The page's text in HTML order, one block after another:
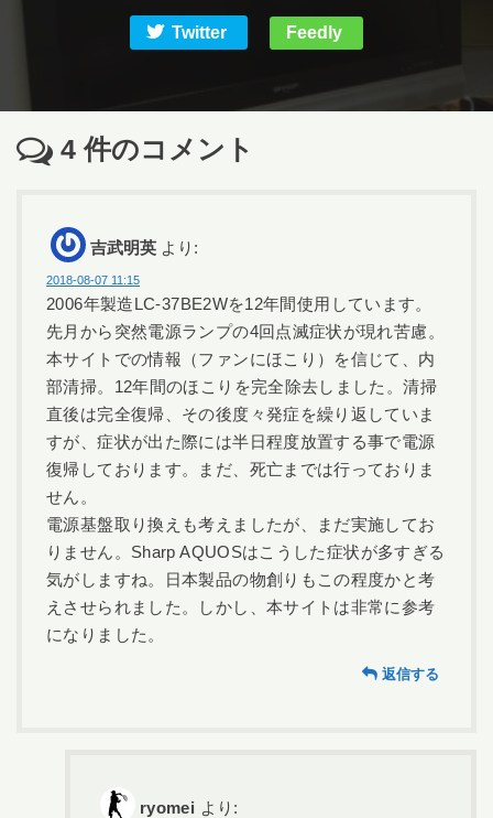
Twitter Feedly
4件のコメント
吉武明英 より:
2018-08-07 11:15
2006年製造LC-37BE2Wを12年間使用しています。
先月から突然電源ランプの4回点滅症状が現れ苦慮。
本サイトでの情報（ファンにほこり）を信じて、内
部清掃。12年間のほこりを完全除去しました。清掃
直後は完全復帰、その後度々発症を繰り返していま
すが、症状が出た際には半日程度放置する事で電源
復帰しております。まだ、死亡までは行っておりま
せん。
電源基盤取り換えも考えましたが、まだ実施してお
りません。Sharp AQUOSはこうした症状が多すぎる
気がしますね。日本製品の物創りもこの程度かと考
えさせられました。しかし、本サイトは非常に参考
になりました。
返信する
ryomei より: